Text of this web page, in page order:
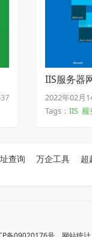
IIS服务器
或文件名
2022年02月
Tags： IIS 服
查询 万企工具 超